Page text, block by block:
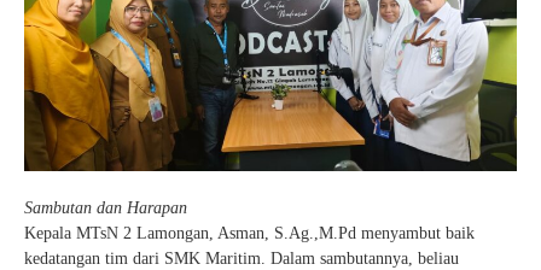
Sambutan dan Harapan
Kepala MTsN 2 Lamongan, Asman, S.Ag.,M.Pd menyambut baik
kedatangan tim dari SMK Maritim. Dalam sambutannya, beliau